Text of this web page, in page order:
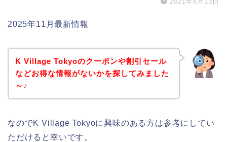
2025年11月最新情報
K Village Tokyoのクーポンや割引セール
などお得な情報がないかを探してみました
～♪
なのでK Village Tokyoに興味のある方は参考にしてい
ただけると幸いです。